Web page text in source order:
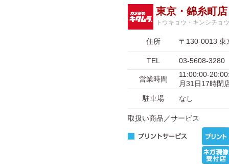
東京・錦糸町店
トウキョウ・キンシチョ
住所 〒130-0013
TEL 03-5608-3280
営業時間
11:00:00-
月31日17時閉
駐車場
なし
取扱い商品／サービス